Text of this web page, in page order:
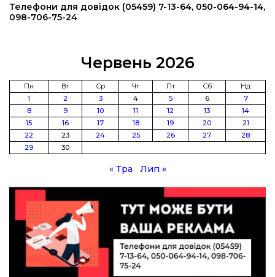
14:37
21 лип
Захищав кордон до останнього подиху:
пам’яті полеглого прикордонника Олександра
Від штанги до «крил»: як спорт і характер
колишнього паверліфтера гартують перемогу
11:19
21 лип
На щиті повертається додому:
Краснопільська громада втратила 27-річного
Захисника Сергія Балабаєнка
11:00 Музей, який був частиною життя
10:49
19 лип
Інтелектуальні злети та творчі перемоги:
історія успіху випускниці Вікторії Кондратенко
10:40
Вірний присязі до останнього подиху:
підтримайте петицію про присвоєння звання
«Герой України» (посмертно) прикордоннику
Олександру Бойку
Телефони для довідок (05459) 7-13-64, 050-064-94-14,
098-706-75-24
Червень 2026
Пн Вт Ср Чт Пт Сб
Нд
1
2 3 4 5 6
7
8
9 10 11 12 13
14
15
16 17 18 19 20
21
22
23 24 25 26 27
28
29
30
« Тра Лип »